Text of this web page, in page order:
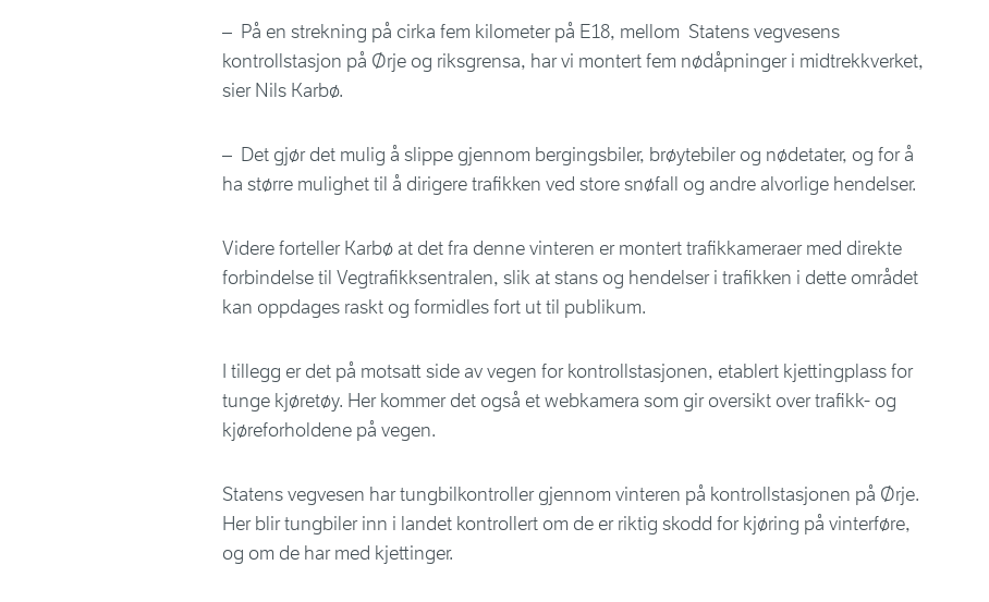
– På en strekning på cirka fem kilometer på E18, mellom Statens vegvesens
kontrollstasjon på Ørje og riksgrensa, har vi montert fem nødåpninger i midtrekkverket,
sier Nils Karbø.
– Det gjør det mulig å slippe gjennom bergingsbiler, brøytebiler og nødetater, og for å
ha større mulighet til å dirigere trafikken ved store snøfall og andre alvorlige hendelser.
Videre forteller Karbø at det fra denne vinteren er montert trafikkameraer med direkte
forbindelse til Vegtrafikksentralen, slik at stans og hendelser i trafikken i dette området
kan oppdages raskt og formidles fort ut til publikum.
I tillegg er det på motsatt side av vegen for kontrollstasjonen, etablert kjettingplass for
tunge kjøretøy. Her kommer det også et webkamera som gir oversikt over trafikk- og
kjøreforholdene på vegen.
Statens vegvesen har tungbilkontroller gjennom vinteren på kontrollstasjonen på Ørje.
Her blir tungbiler inn i landet kontrollert om de er riktig skodd for kjøring på vinterføre,
og om de har med kjettinger.